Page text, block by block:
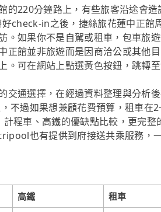
的220分鐘路上，有些旅客沿途會
check-in之後，捷絲旅花蓮中正館
。如果你不是自駕或租車，包車旅
正館並非旅遊而是因商洽公或其他
。可在網站上點選黃色按鈕，跳轉
交通選擇，在經過資料整理與分析
不過如果想兼顧花費預算，租車在
程車、高鐵的優缺點比較，更完
也有提供到府接送共乘服務，
高鐵 租車